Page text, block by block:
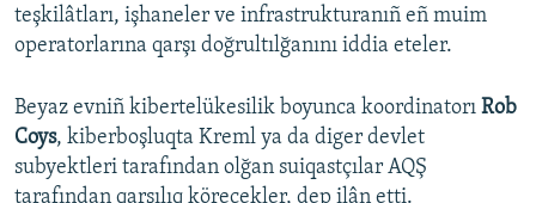
teşkilâtları, işhaneler ve infrastrukturanıñ eñ muim
operatorlarına qarşı doğrultılğanını iddia eteler.
Beyaz evniñ kibertelükesilik boyunca koordinatorı Rob
Coys, kiberboşluqta Kreml ya da diger devlet
subyektleri tarafından olğan suiqastçılar AQŞ
tarafından qarşılıq körecekler, dep ilân etti.